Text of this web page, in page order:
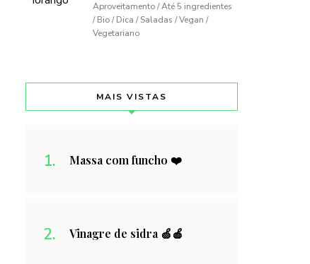
Aproveitamento / Até 5 ingredientes
/ Bio / Dica / Saladas / Vegan /
Vegetariano
MAIS VISTAS
Massa com funcho ❤️
Vinagre de sidra 🍏🍎